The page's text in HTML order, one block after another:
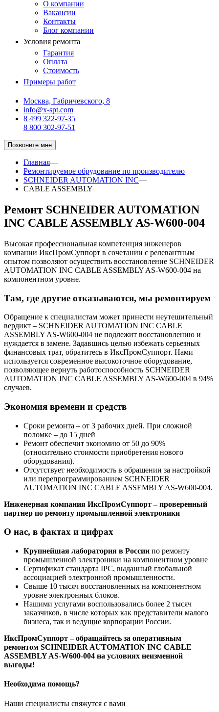
О компании
Вакансии
Контакты
Блог компании
Условия ремонта
Гарантия
Оплата
Стоимость
Примеры работ
Москва, Габричевского, 8
info@x-spt.com
8 499 322-97-35
8 800 302-97-51
Позвоните мне
Главная—
Ремонтируемое обрудование по производителю—
SCHNEIDER AUTOMATION INC—
CABLE ASSEMBLY
Ремонт SCHNEIDER AUTOMATION
INC CABLE ASSEMBLY AS-W600-004
Высокая профессиональная компетенция инженеров
компании ИксПромСуппорт в сочетании с релевантным
опытом позволяют осуществить восстановление SCHNEIDER
AUTOMATION INC CABLE ASSEMBLY AS-W600-004 на
компонентном уровне.
Там, где другие отказываются, мы ремонтируем
Обращение к специалистам может принести неутешительный
вердикт – SCHNEIDER AUTOMATION INC CABLE
ASSEMBLY AS-W600-004 не подлежит восстановлению и
нуждается в замене. Задавшись целью избежать серьезных
финансовых трат, обратитесь в ИксПромСуппорт. Нами
используется современное высокоточное оборудование,
позволяющее вернуть работоспособность SCHNEIDER
AUTOMATION INC CABLE ASSEMBLY AS-W600-004 в 94%
случаев.
Экономия времени и средств
Сроки ремонта – от 3 рабочих дней. При сложной
поломке – до 15 дней
Ремонт обеспечит экономию от 50 до 90%
(относительно стоимости приобретения нового
оборудования).
Отсутствует необходимость в обращении за настройкой
или перепрограммированием SCHNEIDER
AUTOMATION INC CABLE ASSEMBLY AS-W600-004.
Инженерная компания ИксПромСуппорт – проверенный
партнер по ремонту промышленной электроники
О нас, в фактах и цифрах
Крупнейшая лаборатория в России по ремонту
промышленной электроники на компонентном уровне
Сертификат стандарта IPC, выданный глобальной
ассоциацией электронной промышленности.
Свыше 10 тысяч восстановленных на компонентном
уровне электронных блоков.
Нашими услугами воспользовались более 2 тысяч
заказчиков, в числе которых как представители малого
бизнеса, так и ведущие корпорации России.
ИксПромСуппорт – обращайтесь за оперативным
ремонтом SCHNEIDER AUTOMATION INC CABLE
ASSEMBLY AS-W600-004 на условиях неизменной
выгоды!
Необходима помощь?
Наши специалисты свяжутся с вами